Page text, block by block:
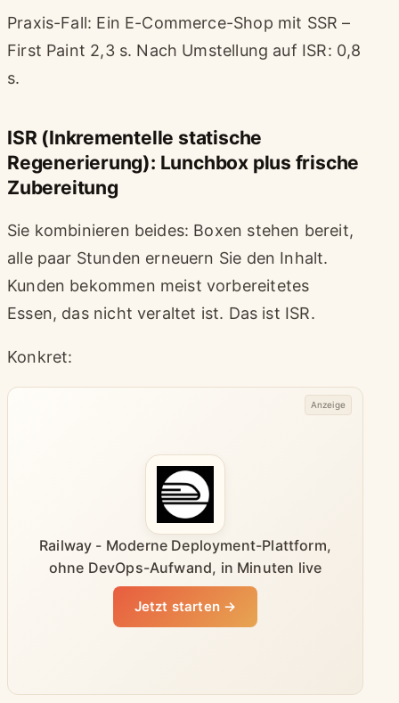
Praxis-Fall: Ein E-Commerce-Shop mit SSR –
First Paint 2,3 s. Nach Umstellung auf ISR: 0,8
s.
ISR (Inkrementelle statische
Regenerierung): Lunchbox plus frische
Zubereitung
Sie kombinieren beides: Boxen stehen bereit,
alle paar Stunden erneuern Sie den Inhalt.
Kunden bekommen meist vorbereitetes
Essen, das nicht veraltet ist. Das ist ISR.
Konkret:
Railway - Moderne Deployment-Plattform,
ohne DevOps-Aufwand, in Minuten live
Jetzt starten →
Anzeige